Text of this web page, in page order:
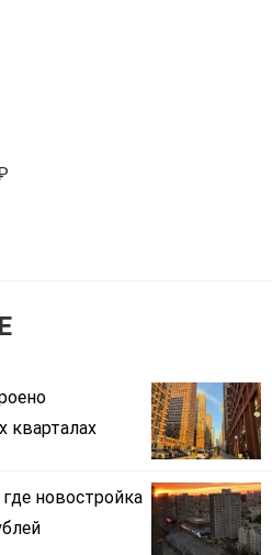
кварталах
новостройка